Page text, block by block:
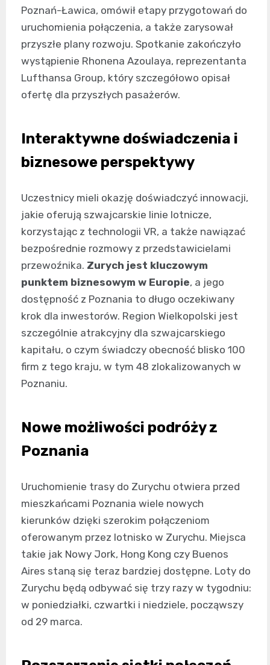
Poznań-Ławica, omówił etapy przygotowań do
uruchomienia połączenia, a także zarysował
przyszłe plany rozwoju. Spotkanie zakończyło
wystąpienie Rhonena Azoulaya, reprezentanta
Lufthansa Group, który szczegółowo opisał
ofertę dla przyszłych pasażerów.
Interaktywne doświadczenia i
biznesowe perspektywy
Uczestnicy mieli okazję doświadczyć innowacji,
jakie oferują szwajcarskie linie lotnicze,
korzystając z technologii VR, a także nawiązać
bezpośrednie rozmowy z przedstawicielami
przewoźnika. Zurych jest kluczowym
punktem biznesowym w Europie, a jego
dostępność z Poznania to długo oczekiwany
krok dla inwestorów. Region Wielkopolski jest
szczególnie atrakcyjny dla szwajcarskiego
kapitału, o czym świadczy obecność blisko 100
firm z tego kraju, w tym 48 zlokalizowanych w
Poznaniu.
Nowe możliwości podróży z
Poznania
Uruchomienie trasy do Zurychu otwiera przed
mieszkańcami Poznania wiele nowych
kierunków dzięki szerokim połączeniom
oferowanym przez lotnisko w Zurychu. Miejsca
takie jak Nowy Jork, Hong Kong czy Buenos
Aires staną się teraz bardziej dostępne. Loty do
Zurychu będą odbywać się trzy razy w tygodniu:
w poniedziałki, czwartki i niedziele, począwszy
od 29 marca.